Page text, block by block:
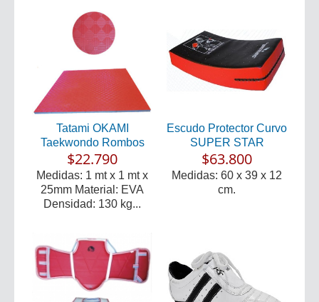
Tatami OKAMI
Taekwondo Rombos
$22.790
Medidas: 1 mt x 1 mt x
25mm Material: EVA
Densidad: 130 kg...
Escudo Protector Curvo
SUPER STAR
$63.800
Medidas: 60 x 39 x 12
cm.